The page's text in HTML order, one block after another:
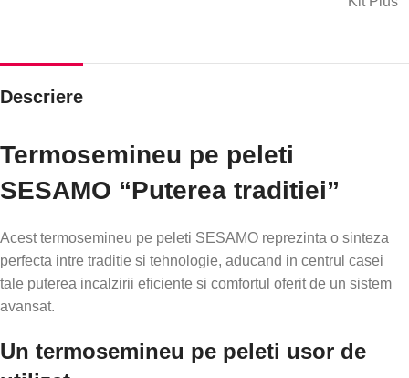
Descriere
Termosemineu pe peleti
SESAMO “Puterea traditiei”
Acest termosemineu pe peleti SESAMO reprezinta o sinteza
perfecta intre traditie si tehnologie, aducand in centrul casei
tale puterea incalzirii eficiente si comfortul oferit de un sistem
avansat.
Un termosemineu pe peleti usor de